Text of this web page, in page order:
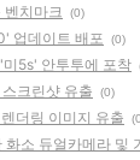
치마크 (0)
업데이트 배포 (0)
5s' 안투투에 포착
크린샷 유출 (0)
더링 이미지 유출
소 듀얼카메라 및